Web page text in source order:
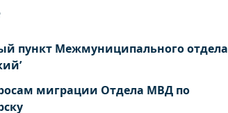
пункт Межмуниципального отдела
миграции Отдела МВД по